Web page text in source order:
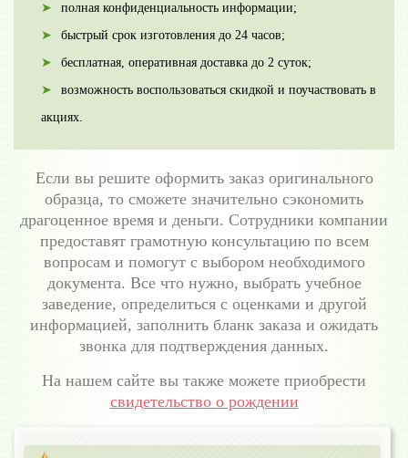
полная конфиденциальность информации;
быстрый срок изготовления до 24 часов;
бесплатная, оперативная доставка до 2 суток;
возможность воспользоваться скидкой и поучаствовать в
акциях.
Если вы решите оформить заказ оригинального
образца, то сможете значительно сэкономить
драгоценное время и деньги. Сотрудники компании
предоставят грамотную консультацию по всем
вопросам и помогут с выбором необходимого
документа. Все что нужно, выбрать учебное
заведение, определиться с оценками и другой
информацией, заполнить бланк заказа и ожидать
звонка для подтверждения данных.
На нашем сайте вы также можете приобрести
свидетельство о рождении